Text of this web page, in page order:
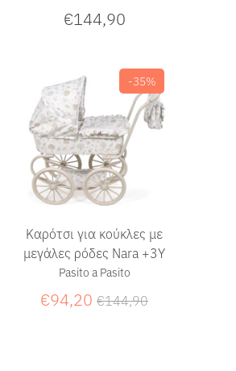
€144,90
Καρότσι για κούκλες με
μεγάλες ρόδες Nara +3Υ
Pasito a Pasito
€94,20 Κανονική
€144,90
-35%